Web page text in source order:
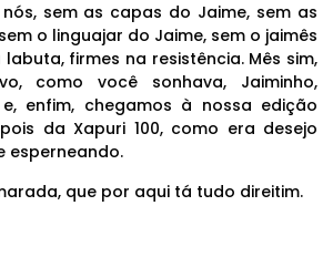
sem as capas do Jaime, sem as
o linguajar do Jaime, sem o jaimês
firmes na resistência. Mês sim,
como você sonhava, Jaiminho,
enfim, chegamos à nossa edição
da Xapuri 100, como era desejo
esperneando.
que por aqui tá tudo direitim.